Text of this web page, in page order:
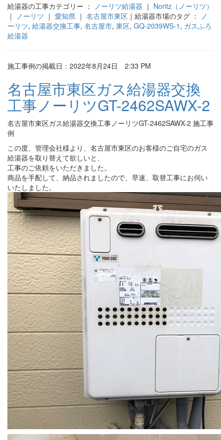
給湯器の工事カテゴリー ：
ノーリツ給湯器 ｜ Noritz（ノーリツ）
｜
ノーリツ ｜ 愛知県 ｜ 名古屋市東区 ｜給湯器市場のタグ ：
ノ
ーリツ, 給湯器交換工事, 名古屋市, 東区, GQ-2039WS-1 , ガスふろ
給湯器
施工事例の掲載日：2022年8月24日 2:33 PM
名古屋市東区ガス給湯器交換
工事ノーリツGT-2462SAWX-2
名古屋市東区ガス給湯器交換工事ノーリツGT-2462SAWX-2 施工事
例
この度、管理会社様より、名古屋市東区のお客様のご自宅のガス
給湯器を取り替えて欲しいと、
工事のご依頼をいただきました。
商品を手配して、納品されましたので、早速、取替工事にお伺い
いたしました。